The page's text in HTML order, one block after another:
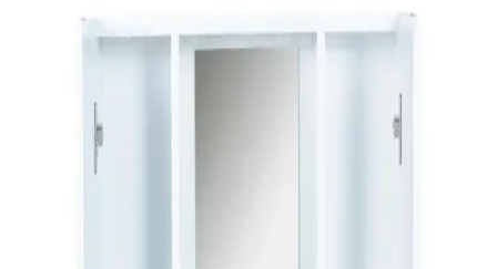
Dar banyolarda alan kullanımı, yapısal değişiklikler ve estetik
iyileştirmelerle kullanım konforu artırılabilir. Maliyet ve tesisat
durumu önemli etkenlerdir.
Banyo Küf Sorunları: Nedenleri, Sağlık Riskleri ve
Etkili Çözüm Yöntemleri
Banyo küfü, yetersiz havalandırma ve su sızıntıları nedeniyle oluşur.
Hamileler ve bebekler için sağlık riskleri taşır. Doğru fan kullanımı